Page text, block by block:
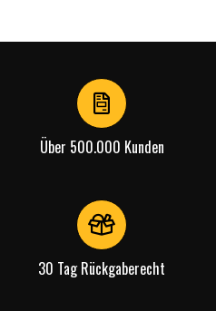
Über 500.000 Kunden
30 Tag Rückgaberecht